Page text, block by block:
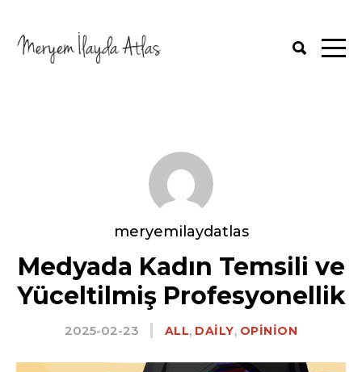
meryemilaydatlas
Medyada Kadın Temsili ve
Yüceltilmiş Profesyonellik
2025-02-23 ALL, DAILY, OPINION